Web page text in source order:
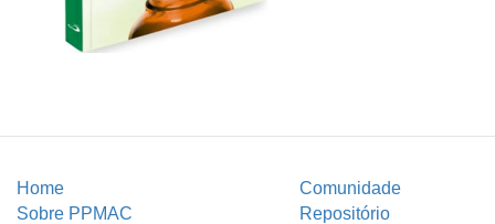
Home
Comunidade
Sobre PPMAC
Repositório